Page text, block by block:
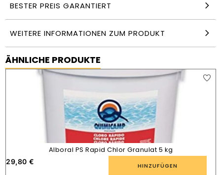
BESTER PREIS GARANTIERT
WEITERE INFORMATIONEN ZUM PRODUKT
ÄHNLICHE PRODUKTE
Alboral PS Rapid Chlor Granulat 5 kg
29,80 € HINZUFÜGEN